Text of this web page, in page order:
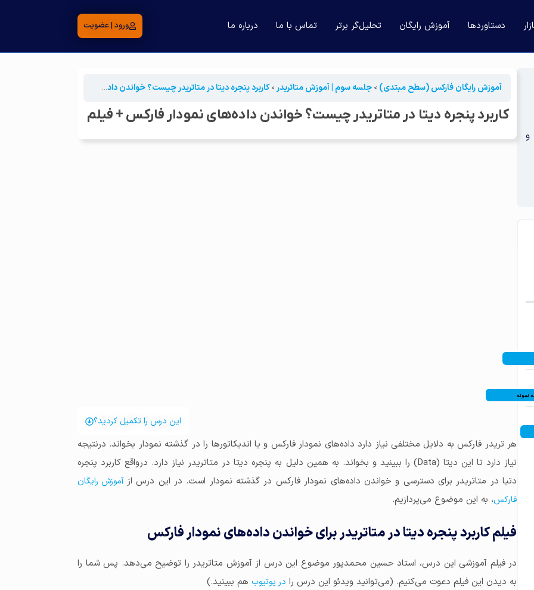
دستاوردها آموزش رایگان تحلیل‌گر برتر تماس با ما درباره ما ورود | عضویت
و
نمونه
آموزش رایگان فارکس (سطح مبتدی) جلسه سوم | آموزش متاتریدر کاربرد پنجره دیتا در متاتریدر چیست؟ خواندن داده‌های نمودار فارکس + فیلم
کاربرد پنجره دیتا در متاتریدر چیست؟ خواندن داده‌های نمودار فارکس + فیلم
این درس را تکمیل کردید؟
هر تریدر فارکس به دلایل مختلفی نیاز دارد داده‌های نمودار فارکس و یا اندیکاتورها را در گذشته نمودار بخواند. درنتیجه
نیاز دارد تا این دیتا (Data) را ببینید و بخواند. به همین دلیل به پنجره دیتا در متاتریدر نیاز دارد. درواقع کاربرد پنجره
دتیا در متاتریدر برای دسترسی و خواندن داده‌های نمودار فارکس در گذشته نمودار است. در این درس از آموزش رایگان
فارکس، به این موضوع می‌پردازیم.
فیلم کاربرد پنجره دیتا در متاتریدر برای خواندن داده‌های نمودار فارکس
در فیلم آموزشی این درس، استاد حسین محمدپور موضوع این درس از آموزش متاتریدر را توضیح می‌دهد. پس شما را
به دیدن این فیلم دعوت می‌کنیم. (می‌توانید ویدئو این درس را در یوتیوب هم ببینید.)